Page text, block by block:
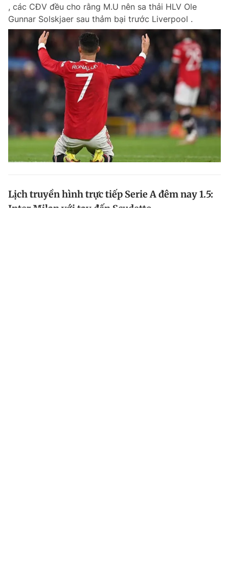
, các CĐV đều cho rằng M.U nên sa thải HLV Ole
Gunnar Solskjaer sau thảm bại trước Liverpool .
Lịch truyền hình trực tiếp Serie A đêm nay 1.5:
Inter Milan với tay đến Scudetto